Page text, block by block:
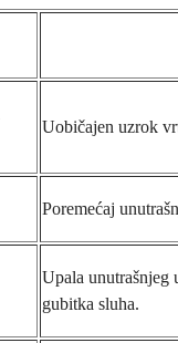
Uobičajen uzrok
Poremećaj
Upala unutrašnjeg
gubitka sluha.